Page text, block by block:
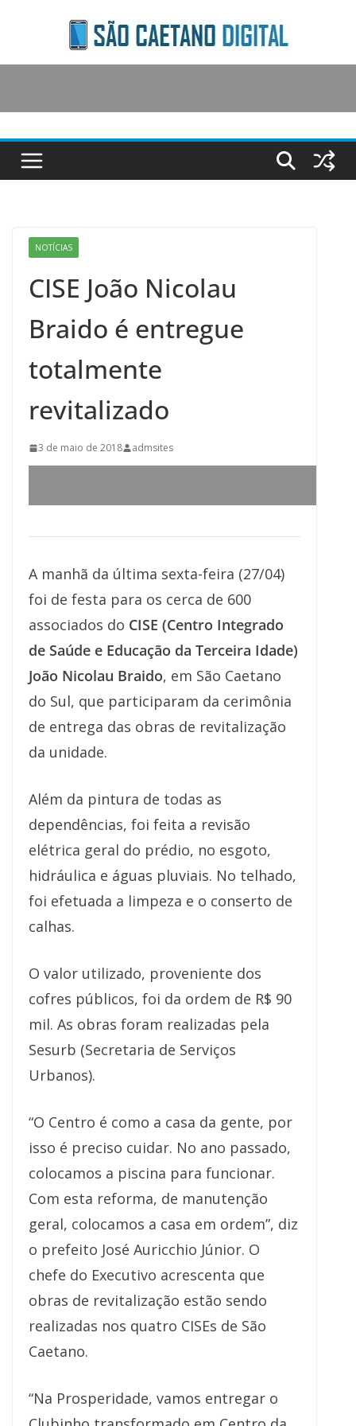
content
NOTÍCIAS
CISE João Nicolau
Braido é entregue
totalmente
revitalizado
3 de maio de 2018 admsites
A manhã da última sexta-feira (27/04)
foi de festa para os cerca de 600
associados do CISE (Centro Integrado
de Saúde e Educação da Terceira Idade)
João Nicolau Braido, em São Caetano
do Sul, que participaram da cerimônia
de entrega das obras de revitalização
da unidade.
Além da pintura de todas as
dependências, foi feita a revisão
elétrica geral do prédio, no esgoto,
hidráulica e águas pluviais. No telhado,
foi efetuada a limpeza e o conserto de
calhas.
O valor utilizado, proveniente dos
cofres públicos, foi da ordem de R$ 90
mil. As obras foram realizadas pela
Sesurb (Secretaria de Serviços
Urbanos).
“O Centro é como a casa da gente, por
isso é preciso cuidar. No ano passado,
colocamos a piscina para funcionar.
Com esta reforma, de manutenção
geral, colocamos a casa em ordem”, diz
o prefeito José Auricchio Júnior. O
chefe do Executivo acrescenta que
obras de revitalização estão sendo
realizadas nos quatro CISEs de São
Caetano.
“Na Prosperidade, vamos entregar o